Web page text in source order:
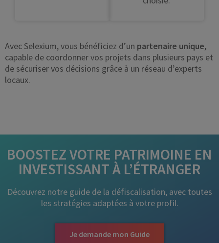
Avec Selexium, vous bénéficiez d’un partenaire unique,
capable de coordonner vos projets dans plusieurs pays et
de sécuriser vos décisions grâce à un réseau d’experts
locaux.
BOOSTEZ VOTRE PATRIMOINE EN
INVESTISSANT À L’ÉTRANGER
Découvrez notre guide de la défiscalisation, avec toutes
les stratégies adaptées à votre profil.
Je demande mon Guide